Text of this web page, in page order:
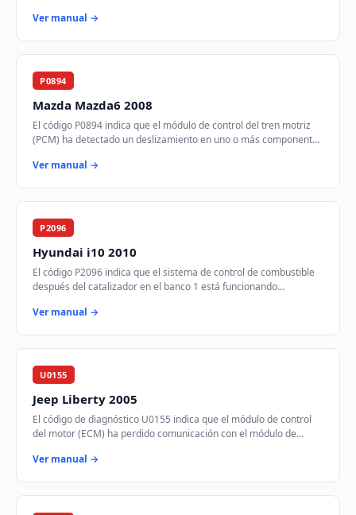
Ver manual →
P0894
Mazda Mazda6 2008
El código P0894 indica que el módulo de control del tren motriz
(PCM) ha detectado un deslizamiento en uno o más componentes
Ver manual →
P2096
Hyundai i10 2010
El código P2096 indica que el sistema de control de combustible
después del catalizador en el banco 1 está funcionando
Ver manual →
U0155
Jeep Liberty 2005
El código de diagnóstico U0155 indica que el módulo de control
del motor (ECM) ha perdido comunicación con el módulo de
Ver manual →